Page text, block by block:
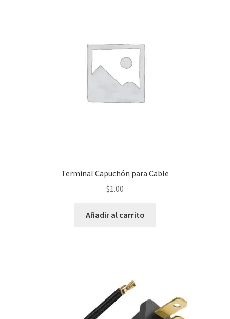
Terminal Capuchón para Cable
$1.00
Añadir al carrito